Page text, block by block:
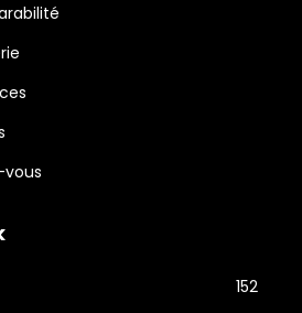
vous
152